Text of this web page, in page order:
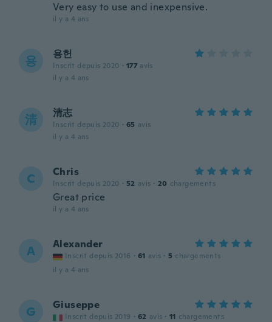
Very easy to use and inexpensive.
il y a 4 ans
용 용헌
Inscrit depuis 2020 · 177 avis
il y a 4 ans
清 清志
Inscrit depuis 2020 · 65 avis
il y a 4 ans
C Chris
Inscrit depuis 2020 · 52 avis · 20 chargements
Great price
il y a 4 ans
A Alexander
Inscrit depuis 2016 · 61 avis · 5 chargements
il y a 4 ans
G Giuseppe
Inscrit depuis 2019 · 62 avis · 11 chargements